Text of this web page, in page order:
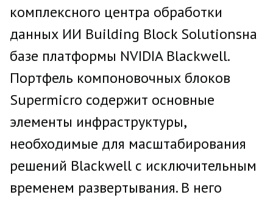
комплексного центра обработки
данных ИИ Building Block Solutionsна
базе платформы NVIDIA Blackwell.
Портфель компоновочных блоков
Supermicro содержит основные
элементы инфраструктуры,
необходимые для масштабирования
решений Blackwell с исключительным
временем развертывания. В него